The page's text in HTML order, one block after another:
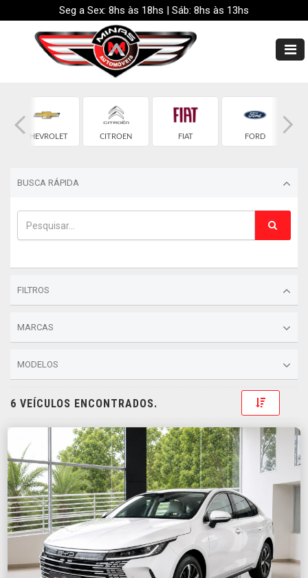
Seg a Sex: 8hs às 18hs | Sáb: 8hs às 13hs
CHEVROLET CITROEN FIAT FORD
BUSCA RÁPIDA
FILTROS
MARCAS
MODELOS
6 VEÍCULOS ENCONTRADOS. Toggle